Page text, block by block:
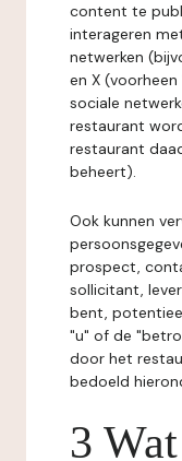
content te
interageren
netwerken
en X
sociale
restaurant
restaurant
beheert).
Ook kunnen
prospect,
sollicitant,
bent,
"u" of de
door het
bedoeld
3